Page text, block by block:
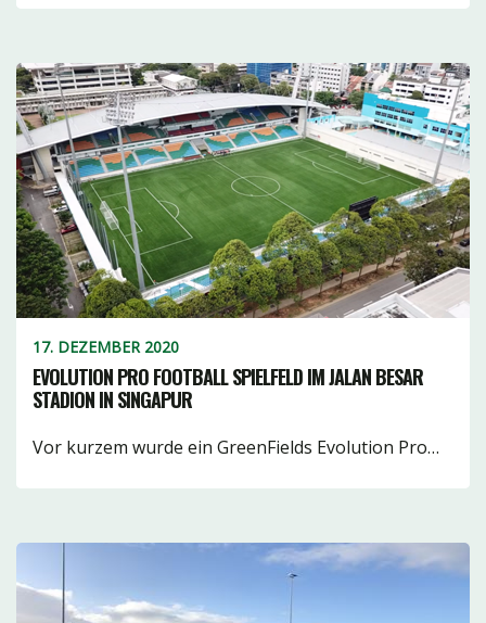
17. DEZEMBER 2020
EVOLUTION PRO FOOTBALL SPIELFELD IM JALAN BESAR
STADION IN SINGAPUR
Vor kurzem wurde ein GreenFields Evolution Pro…